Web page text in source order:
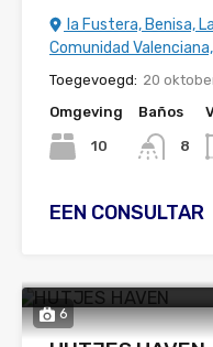
la Fustera, Benisa,
Comunidad
Toegevoegd: 20
Omgeving
10
Baños
8
EEN CONSULTAR
6